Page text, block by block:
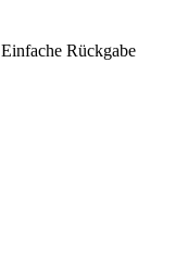
Einfache Rückgabe